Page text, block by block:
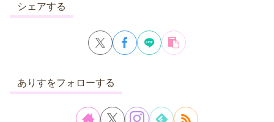
シェアする
ありすをフォローする